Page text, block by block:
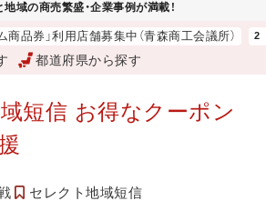
域の商売繁盛・企業事例が満載！
品券」利用店舗募集中（青森商工会議所）
都道府県から探す
短信 お得なクーポン
セレクト地域短信